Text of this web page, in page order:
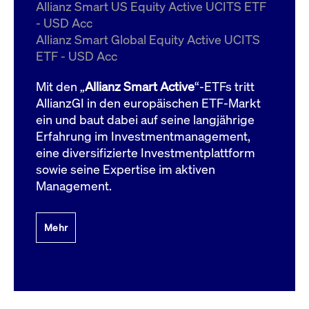
Allianz Smart US Equity Active UCITS ETF
- USD Acc
Allianz Smart Global Equity Active UCITS
ETF - USD Acc
Mit den „Allianz Smart Active“-ETFs tritt
AllianzGI in den europäischen ETF-Markt
ein und baut dabei auf seine langjährige
Erfahrung im Investmentmanagement,
eine diversifizierte Investmentplattform
sowie seine Expertise im aktiven
Management.
Mehr
ApplicationGatewayAffinityCORS
boerse.com
Domain
bis